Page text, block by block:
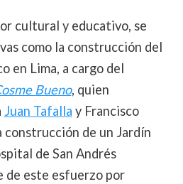
cultural y educativo, se
como la construcción del
en Lima, a cargo del
Bueno, quien
Juan Tafalla y Francisco
construcción de un Jardín
de San Andrés
de este esfuerzo por